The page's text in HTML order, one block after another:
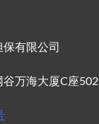
有限公司
万海大厦C座502